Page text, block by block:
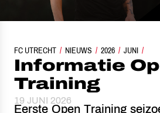
FC UTRECHT NIEUWS 2026 JUNI
INFORMATIE OPEN
Informatie
Training
19 JUNI 2026
Eerste Open Training